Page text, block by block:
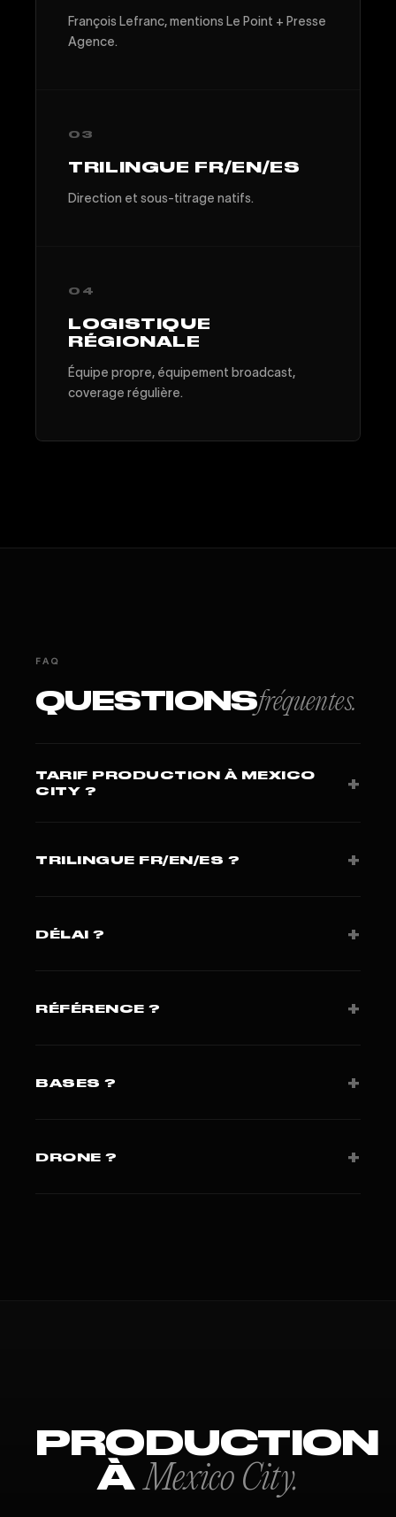
François Lefranc, mentions Le Point + Presse
Agence.
03
TRILINGUE FR/EN/ES
Direction et sous-titrage natifs.
04
LOGISTIQUE
RÉGIONALE
Équipe propre, équipement broadcast,
coverage régulière.
FAQ
QUESTIONSfréquentes.
TARIF PRODUCTION À MEXICO
CITY ?
+
TRILINGUE FR/EN/ES ? +
DÉLAI ? +
RÉFÉRENCE ? +
BASES ? +
DRONE ? +
PRODUCTION
ÀMexico City.